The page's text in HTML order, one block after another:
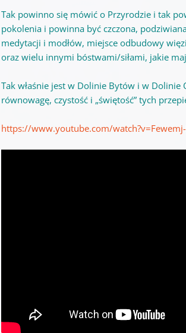
Tak powinno się mówić o Przyrodzie i tak
pokolenia i powinna być czczona,
medytacji i modłów, miejsce odbudowy
oraz wielu innymi bóstwami/siłami, jakie
Tak właśnie jest w Dolinie Bytów i w
równowagę, czystość i „świętość” tych
https://www.youtube.com/